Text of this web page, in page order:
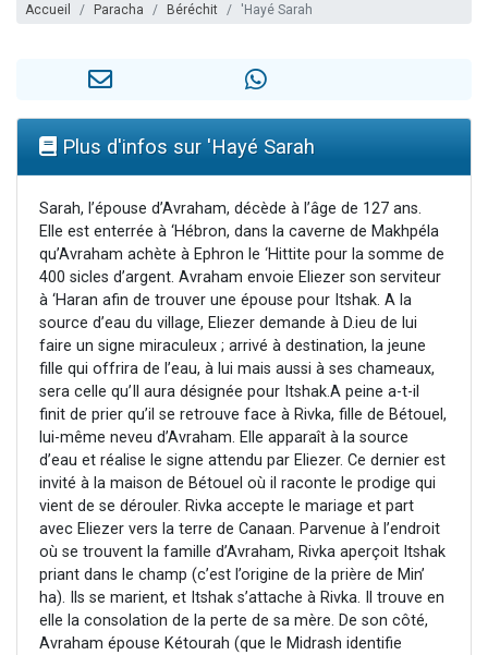
12 nouvelles musiques dans Torah-Box Music
2 nouvelles musiques dans Torah-Box Music
3 personnes viennent de nous rejoindre sur WhatsApp
8 personnes viennent de faire un don pour Tsédaka : pauvres d'Israel
2 personnes viennent de faire un don pour 1 Journée de Vacances Pour les Enfants
Accueil Paracha Béréchit 'Hayé Sarah
Plus d'infos sur 'Hayé Sarah
Sarah, l’épouse d’Avraham, décède à l’âge de 127 ans.
Elle est enterrée à ‘Hébron, dans la caverne de Makhpéla
qu’Avraham achète à Ephron le ‘Hittite pour la somme de
400 sicles d’argent. Avraham envoie Eliezer son serviteur
à ‘Haran afin de trouver une épouse pour Itshak. A la
source d’eau du village, Eliezer demande à D.ieu de lui
faire un signe miraculeux ; arrivé à destination, la jeune
fille qui offrira de l’eau, à lui mais aussi à ses chameaux,
sera celle qu’Il aura désignée pour Itshak.A peine a-t-il
finit de prier qu’il se retrouve face à Rivka, fille de Bétouel,
lui-même neveu d’Avraham. Elle apparaît à la source
d’eau et réalise le signe attendu par Eliezer. Ce dernier est
invité à la maison de Bétouel où il raconte le prodige qui
vient de se dérouler. Rivka accepte le mariage et part
avec Eliezer vers la terre de Canaan. Parvenue à l’endroit
où se trouvent la famille d’Avraham, Rivka aperçoit Itshak
priant dans le champ (c’est l’origine de la prière de Min’
ha). Ils se marient, et Itshak s’attache à Rivka. Il trouve en
elle la consolation de la perte de sa mère. De son côté,
Avraham épouse Kétourah (que le Midrash identifie